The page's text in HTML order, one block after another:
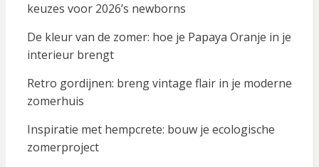
keuzes voor 2026’s newborns
De kleur van de zomer: hoe je Papaya Oranje in je
interieur brengt
Retro gordijnen: breng vintage flair in je moderne
zomerhuis
Inspiratie met hempcrete: bouw je ecologische
zomerproject